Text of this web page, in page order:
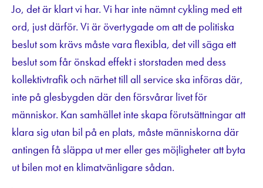
Jo, det är klart vi har. Vi har inte nämnt cykling med ett
ord, just därför. Vi är övertygade om att de politiska
beslut som krävs måste vara flexibla, det vill säga ett
beslut som får önskad effekt i storstaden med dess
kollektivtrafik och närhet till all service ska införas där,
inte på glesbygden där den försvårar livet för
människor. Kan samhället inte skapa förutsättningar att
klara sig utan bil på en plats, måste människorna där
antingen få släppa ut mer eller ges möjligheter att byta
ut bilen mot en klimatvänligare sådan.